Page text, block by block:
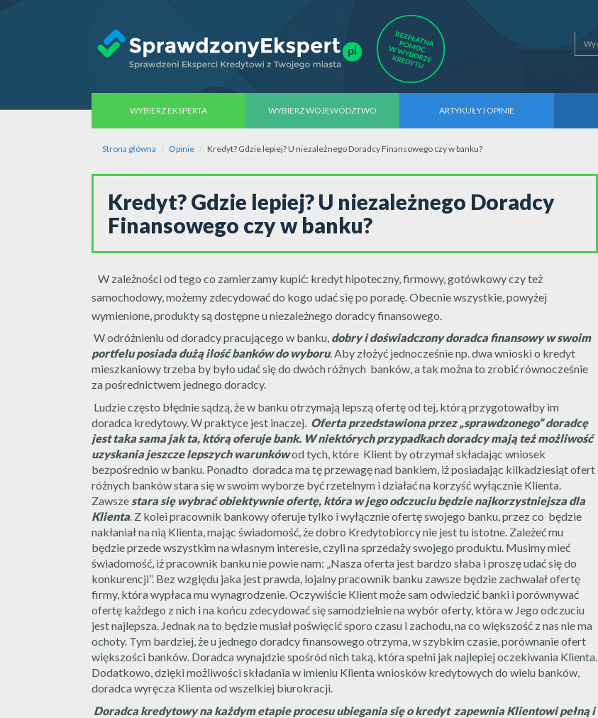
WYBIERZ EKSPERTA WYBIERZ WOJEWÓDZTWO ARTYKUŁY I OPINIE
Strona główna Opinie Kredyt? Gdzie lepiej? U niezależnego Doradcy Finansowego czy w banku?
Kredyt? Gdzie lepiej? U niezależnego Doradcy
Finansowego czy w banku?
W zależności od tego co zamierzamy kupić: kredyt hipoteczny, firmowy, gotówkowy czy też
samochodowy, możemy zdecydować do kogo udać się po poradę. Obecnie wszystkie, powyżej
wymienione, produkty są dostępne u niezależnego doradcy finansowego.
W odróżnieniu od doradcy pracującego w banku, dobry i doświadczony doradca finansowy w swoim
portfelu posiada dużą ilość banków do wyboru. Aby złożyć jednocześnie np. dwa wnioski o kredyt
mieszkaniowy trzeba by było udać się do dwóch różnych banków, a tak można to zrobić równocześnie
za pośrednictwem jednego doradcy.
Ludzie często błędnie sądzą, że w banku otrzymają lepszą ofertę od tej, którą przygotowałby im
doradca kredytowy. W praktyce jest inaczej. Oferta przedstawiona przez „sprawdzonego” doradcę
jest taka sama jak ta, którą oferuje bank. W niektórych przypadkach doradcy mają też możliwość
uzyskania jeszcze lepszych warunkówod tych, które Klient by otrzymał składając wniosek
bezpośrednio w banku. Ponadto doradca ma tę przewagę nad bankiem, iż posiadając kilkadziesiąt ofert
różnych banków stara się w swoim wyborze być rzetelnym i działać na korzyść wyłącznie Klienta.
Zawszestara się wybrać obiektywnie ofertę, która w jego odczuciu będzie najkorzystniejsza dla
Klienta. Z kolei pracownik bankowy oferuje tylko i wyłącznie ofertę swojego banku, przez co będzie
nakłaniał na nią Klienta, mając świadomość, że dobro Kredytobiorcy nie jest tu istotne. Zależeć mu
będzie przede wszystkim na własnym interesie, czyli na sprzedaży swojego produktu. Musimy mieć
świadomość, iż pracownik banku nie powie nam: „Nasza oferta jest bardzo słaba i proszę udać się do
konkurencji”. Bez względu jaka jest prawda, lojalny pracownik banku zawsze będzie zachwalał ofertę
firmy, która wypłaca mu wynagrodzenie. Oczywiście Klient może sam odwiedzić banki i porównywać
ofertę każdego z nich i na końcu zdecydować się samodzielnie na wybór oferty, która w Jego odczuciu
jest najlepsza. Jednak na to będzie musiał poświęcić sporo czasu i zachodu, na co większość z nas nie ma
ochoty. Tym bardziej, że u jednego doradcy finansowego otrzyma, w szybkim czasie, porównanie ofert
większości banków. Doradca wynajdzie spośród nich taką, która spełni jak najlepiej oczekiwania Klienta.
Dodatkowo, dzięki możliwości składania w imieniu Klienta wniosków kredytowych do wielu banków,
doradca wyręcza Klienta od wszelkiej biurokracji.
Doradca kredytowy na każdym etapie procesu ubiegania się o kredyt zapewnia Klientowi pełną i